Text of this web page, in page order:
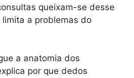
queixam-se desse
a problemas do
a anatomia dos
por que dedos